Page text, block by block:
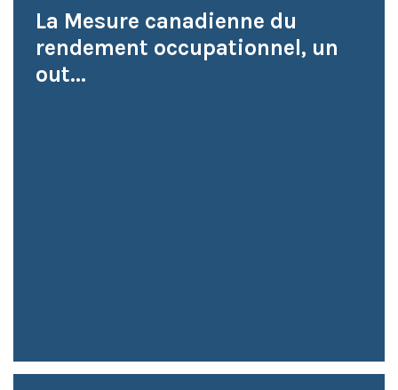
La Mesure canadienne du
rendement occupationnel, un
out...